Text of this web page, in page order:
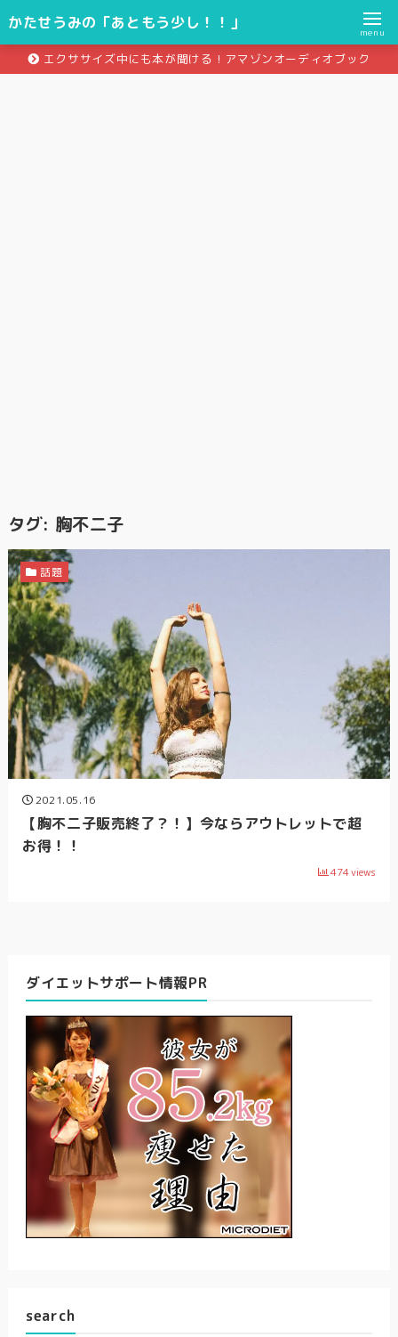
かたせうみの「あともう少し！！」
menu
エクササイズ中にも本が聞ける！アマゾンオーディオブック
タグ: 胸不二子
2021.05.16
【胸不二子販売終了？！】今ならアウトレットで超
お得！！
474views
話題
ダイエットサポート情報PR
search